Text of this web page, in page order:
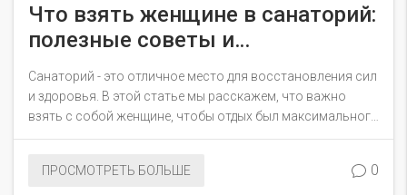
Что взять женщине в санаторий:
полезные советы и
рекомендации
Санаторий - это отличное место для восстановления сил
и здоровья. В этой статье мы расскажем, что важно
взять с собой женщине, чтобы отдых был максимального
полезным и комфортным. От одежды и документов до
включено. Узнайте, как подготовить свою поездку, чтобы
ПРОСМОТРЕТЬ БОЛЬШЕ 0